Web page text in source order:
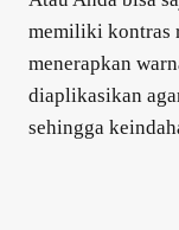
memiliki kontras
menerapkan
diaplikasikan
sehingga